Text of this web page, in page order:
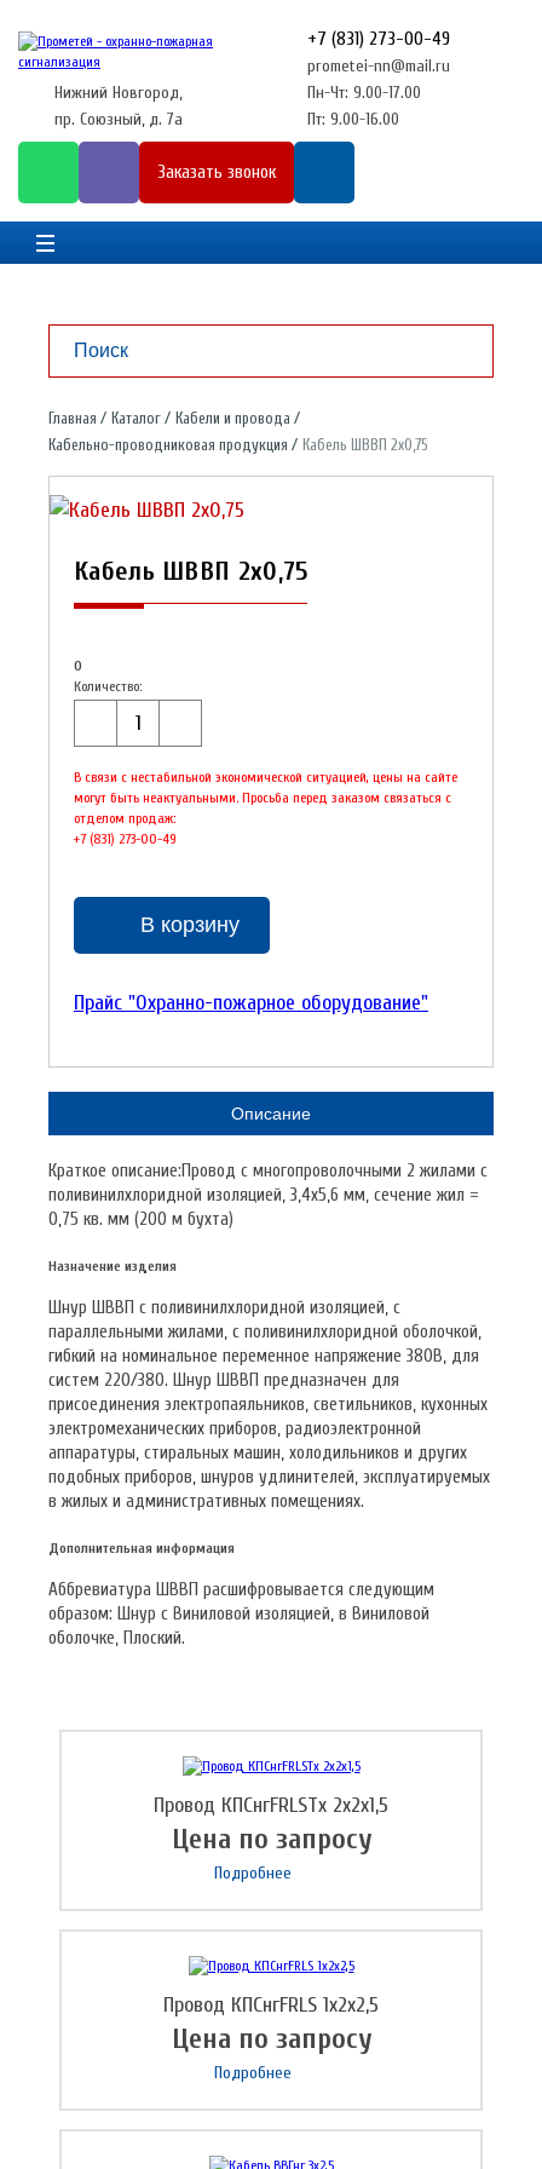
+7 (831) 273-00-49
prometei-nn@mail.ru
Нижний Новгород,
пр. Союзный, д. 7а
Пн-Чт: 9.00-17.00
Пт: 9.00-16.00
Заказать звонок
Главная Каталог
Кабели и провода
Кабельно-проводниковая продукция
Кабель ШВВП 2х0,75
Кабель ШВВП 2х0,75
0
Количество:
В связи с нестабильной экономической ситуацией, цены на сайте
могут быть неактуальными. Просьба перед заказом связаться с
отделом продаж:
+7 (831) 273-00-49
В корзину
Прайс "Охранно-пожарное оборудование"
Описание
Краткое описание:Провод с многопроволочными 2 жилами с
поливинилхлоридной изоляцией, 3,4х5,6 мм, сечение жил =
0,75 кв. мм (200 м бухта)
Назначение изделия
Шнур ШВВП с поливинилхлоридной изоляцией, с
параллельными жилами, с поливинилхлоридной оболочкой,
гибкий на номинальное переменное напряжение 380В, для
систем 220/380. Шнур ШВВП предназначен для
присоединения электропаяльников, светильников, кухонных
электромеханических приборов, радиоэлектронной
аппаратуры, стиральных машин, холодильников и других
подобных приборов, шнуров удлинителей, эксплуатируемых
в жилых и административных помещениях.
Дополнительная информация
Аббревиатура ШВВП расшифровывается следующим
образом: Шнур с Виниловой изоляцией, в Виниловой
оболочке, Плоский.
Провод КПСнгFRLSTх 2х2х1,5
Цена по запросу
Подробнее
Провод КПСнгFRLS 1х2х2,5
Цена по запросу
Подробнее